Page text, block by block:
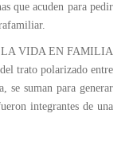
que acuden para pedir
LA VIDA EN FAMILIA
trato polarizado entre
se suman para generar
integrantes de una